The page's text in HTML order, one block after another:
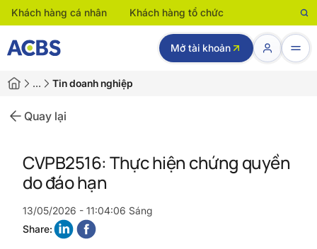
Khách hàng cá nhân Khách hàng tổ chức
Mở tài khoản
… Tin doanh nghiệp
Quay lại
CVPB2516: Thực hiện chứng quyền
do đáo hạn
13/05/2026 - 11:04:06 Sáng
Share: